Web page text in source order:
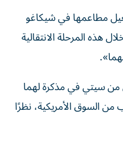
مطاعمها في شيكاغو
هذه المرحلة الانتقالية
من سيتي في مذكرة لهما
السوق الأمريكية، نظرًا